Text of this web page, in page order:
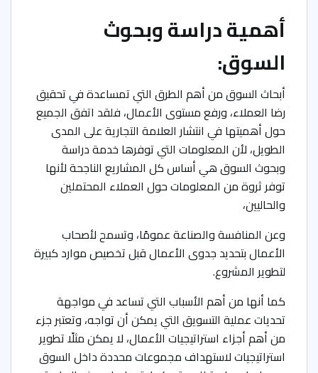
أهمية دراسة وبحوث
السوق:
أبحاث السوق من أهم الطرق التي تمساعدة في تحقيق
رضا العملاء، ورفع مستوى الأعمال، فلقد اتفق الجميع
حول أهميتها في انتشار العلامة التجارية على المدى
الطويل، لأن المعلومات التي توفرها خدمة دراسة
وبحوث السوق هي أساس كل المشاريع الناجحة لأنها
توفر ثروة من المعلومات حول العملاء المحتملين
والحاليين،
وعن المنافسة والصناعة عمومًا، وتسمح لأصحاب
الأعمال بتحديد جدوى الأعمال قبل تخصيص موارد كبيرة
لتطوير المشروع.
كما أنها من أهم الأسباب التي تساعد في مواجهة
تحديات عملية التسويق التي يمكن أن تواجه، وتعتبر جزء
من أهم أجزاء استراتيجيات الأعمال، لا يمكن مثلًا تطوير
استراتيجيات لاستهداف مجموعات محددة داخل السوق